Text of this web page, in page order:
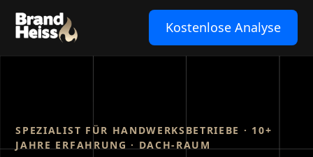
Kostenlose Analyse
SPEZIALIST FÜR HANDWERKSBETRIEBE · 10+
JAHRE ERFAHRUNG · DACH-RAUM